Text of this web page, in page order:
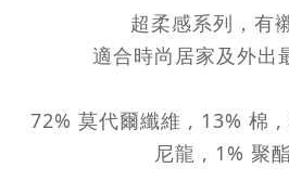
超柔感系列，有
適合時尚居家及外出
72% 莫代爾纖維 , 13% 棉
尼龍 , 1% 聚